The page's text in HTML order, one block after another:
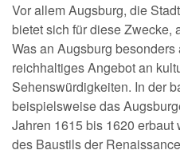
Vor allem Augsburg, die
bietet sich für diese Zwecke,
Was an Augsburg
reichhaltiges Angebot an
Sehenswürdigkeiten. In der
beispielsweise das
Jahren 1615 bis 1620 erbaut
des Baustils der